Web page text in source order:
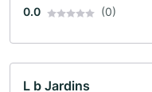
0.0 (0)
L b Jardins